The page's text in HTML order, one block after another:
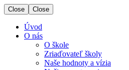
Close Close
Úvod
O nás
O škole
Zriaďovateľ školy
Naše hodnoty a vízia